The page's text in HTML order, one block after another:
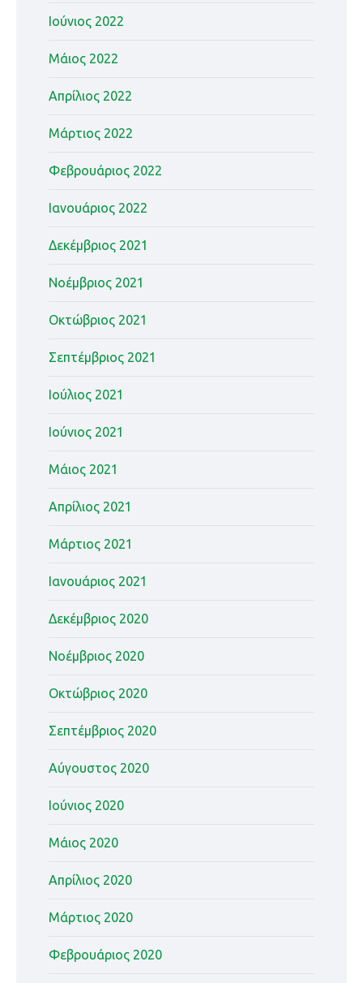
Ιούνιος 2022
Μάιος 2022
Απρίλιος 2022
Μάρτιος 2022
Φεβρουάριος 2022
Ιανουάριος 2022
Δεκέμβριος 2021
Νοέμβριος 2021
Οκτώβριος 2021
Σεπτέμβριος 2021
Ιούλιος 2021
Ιούνιος 2021
Μάιος 2021
Απρίλιος 2021
Μάρτιος 2021
Ιανουάριος 2021
Δεκέμβριος 2020
Νοέμβριος 2020
Οκτώβριος 2020
Σεπτέμβριος 2020
Αύγουστος 2020
Ιούνιος 2020
Μάιος 2020
Απρίλιος 2020
Μάρτιος 2020
Φεβρουάριος 2020